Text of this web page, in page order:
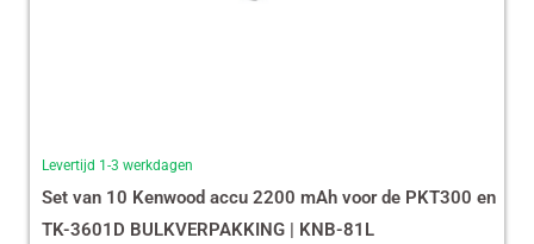
Levertijd 1-3 werkdagen
Set van 10 Kenwood accu 2200 mAh voor de PKT300 en
TK-3601D BULKVERPAKKING | KNB-81L